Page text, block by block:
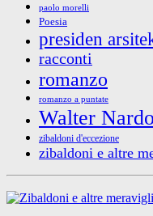
paolo morelli
Poesia
presiden
racconti
romanzo
romanzo a puntate
Walter
zibaldoni d'eccezione
zibaldoni e altre